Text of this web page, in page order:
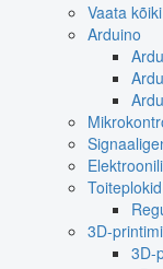
Vaata
Arduino
Toiteplokid
3D-
3D-